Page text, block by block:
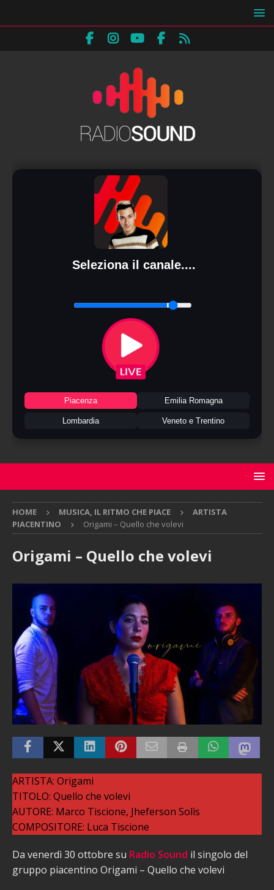
Seleziona il canale....
Piacenza Emilia Romagna
Lombardia Veneto e Trentino
HOME MUSICA, IL RITMO CHE PIACE
ARTISTA
PIACENTINO
Origami – Quello che volevi
Origami – Quello che volevi
ARTISTA: Origami
TITOLO: Quello che volevi
AUTORE: Marco Tiscione, Jheferson Solìs
COMPOSITORE: Luca Tiscione
Da venerdì 30 ottobre su Radio Sound il singolo del
gruppo piacentino Origami – Quello che volevi